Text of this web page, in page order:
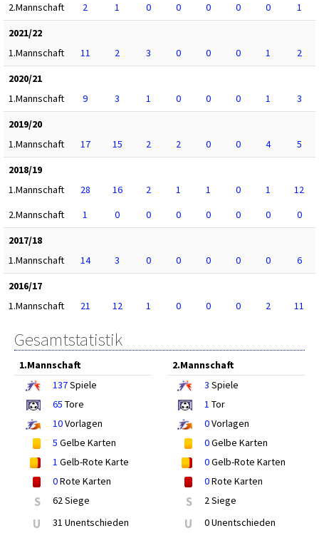
2.Mannschaft
2 1 0 0 0 0 0
1
2021/22
1.Mannschaft
11 2 3 0 0 0 1
2
2020/21
1.Mannschaft
9 3 1 0 0 0 1
3
2019/20
1.Mannschaft
17 15 2 2 0 0 4
5
2018/19
1.Mannschaft
28 16 2 1 1 0 1
12
2.Mannschaft
1 0 0 0 0 0 0
0
2017/18
1.Mannschaft
14 3 0 0 0 0 0
6
2016/17
1.Mannschaft
21 12 1 0 0 0 2 11
Gesamtstatistik
1.Mannschaft
137Spiele
65 Tore
10Vorlagen
5 Gelbe Karten
1 Gelb-Rote Karte
0Rote Karten
S 62 Siege
U 31 Unentschieden
2.Mannschaft
3 Spiele
1 Tor
0Vorlagen
0Gelbe Karten
0Gelb-Rote Karten
0Rote Karten
S 2 Siege
U 0 Unentschieden